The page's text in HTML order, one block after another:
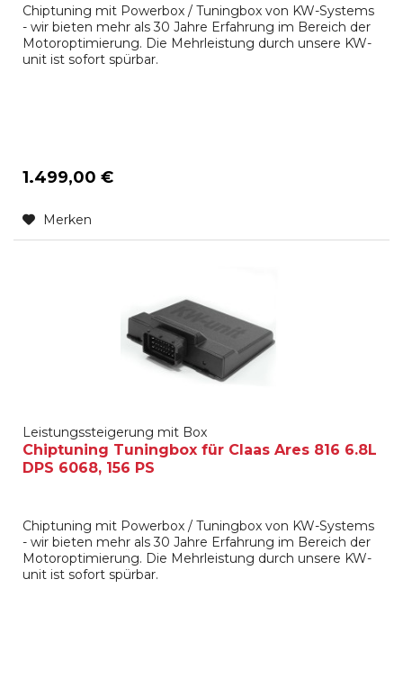
Chiptuning mit Powerbox / Tuningbox von KW-Systems
- wir bieten mehr als 30 Jahre Erfahrung im Bereich der
Motoroptimierung. Die Mehrleistung durch unsere KW-
unit ist sofort spürbar.
1.499,00 €
Merken
Leistungssteigerung mit Box
Chiptuning Tuningbox für Claas Ares 816 6.8L
DPS 6068, 156 PS
Chiptuning mit Powerbox / Tuningbox von KW-Systems
- wir bieten mehr als 30 Jahre Erfahrung im Bereich der
Motoroptimierung. Die Mehrleistung durch unsere KW-
unit ist sofort spürbar.